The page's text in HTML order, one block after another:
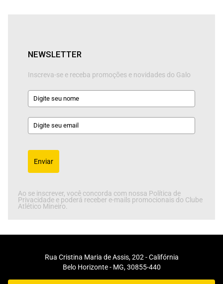
NEWSLETTER
Inscreva-se e receba promoções e novidades do Galo
Enviar
Ao se inscrever, você concorda com nossa Política de
Privacidade e poderá receber e-mails promocionais do Clube
Atlético Mineiro.
Rua Cristina Maria de Assis, 202 - Califórnia
Belo Horizonte - MG, 30855-440